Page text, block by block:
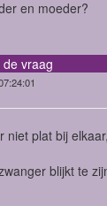
en moeder?
vraag
niet plat bij
blijkt te